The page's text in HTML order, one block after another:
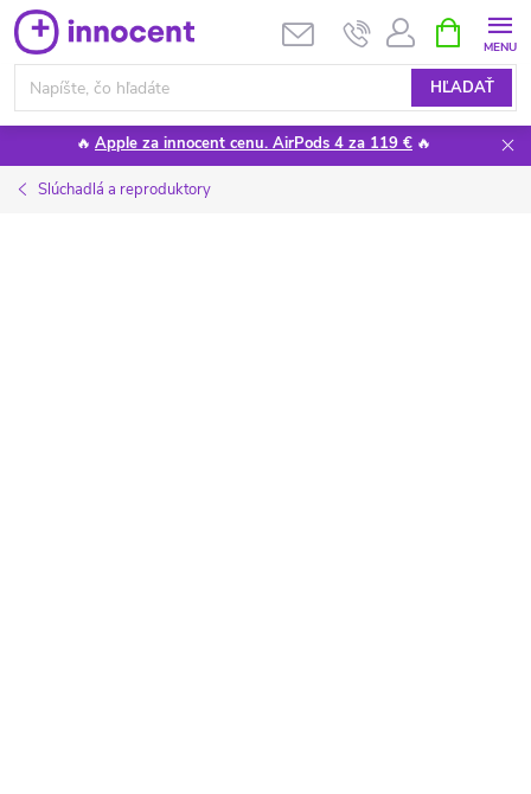
Prejsť
na
obsah
HĽADAŤ
KOŠÍK
🔥 Apple za innocent cenu. AirPods 4 za 119 € 🔥
Slúchadlá a reproduktory